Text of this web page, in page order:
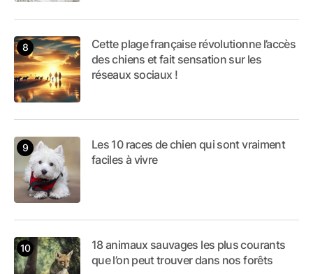
Cette plage française révolutionne l’accès
des chiens et fait sensation sur les
réseaux sociaux !
Les 10 races de chien qui sont vraiment
faciles à vivre
18 animaux sauvages les plus courants
que l’on peut trouver dans nos forêts